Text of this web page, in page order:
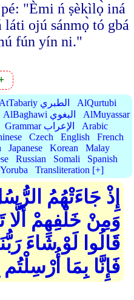
"Èmi ń ṣèkìlọ̀ iná
ojú sánmọ̀ tó gbá
fún yín ni."
AtTabariy الطبري
AlQurtubi
AlBaghawi البغوي
AlMuyassar
Grammar الإعراب
Arabic
Czech English
French
Japanese Korean
Malay
Russian Somali
Spanish
Yoruba Transliteration [+]
إِذْ جَاءَتْهُمُ
وَمِنْ خَلْفِهِمْ أَلَّا
قَالُوا لَوْ شَاءَ
فَإِنَّا بِمَا